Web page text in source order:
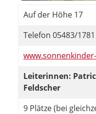
Auf der Höhe 17
Telefon 05483/1781
Leiterinnen:
Feldscher
9 Plätze (bei